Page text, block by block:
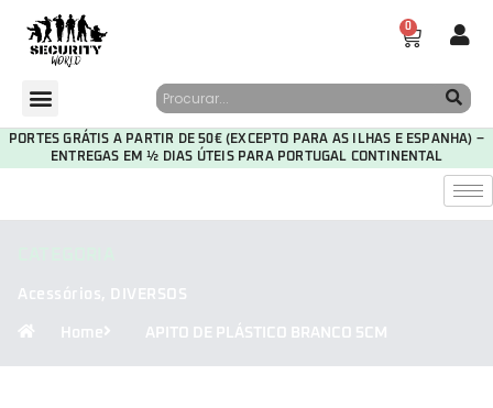
0
PORTES GRÁTIS A PARTIR DE 50€ (EXCEPTO PARA AS ILHAS E ESPANHA) –
ENTREGAS EM ½ DIAS ÚTEIS PARA PORTUGAL CONTINENTAL
Acessórios, DIVERSOS
Home APITO DE PLÁSTICO BRANCO 5CM